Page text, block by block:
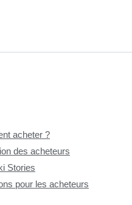
acheter ?
des acheteurs
Stories
pour les acheteurs